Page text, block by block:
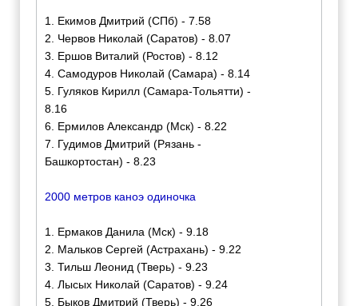
1. Екимов Дмитрий (СПб) - 7.58
2. Червов Николай (Саратов) - 8.07
3. Ершов Виталий (Ростов) - 8.12
4. Самодуров Николай (Самара) - 8.14
5. Гуляков Кирилл (Самара-Тольятти) -
8.16
6. Ермилов Александр (Мск) - 8.22
7. Гудимов Дмитрий (Рязань -
Башкортостан) - 8.23
2000 метров каноэ одиночка
1. Ермаков Данила (Мск) - 9.18
2. Мальков Сергей (Астрахань) - 9.22
3. Тильш Леонид (Тверь) - 9.23
4. Лысых Николай (Саратов) - 9.24
5. Быков Дмитрий (Тверь) - 9.26